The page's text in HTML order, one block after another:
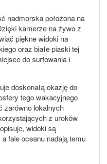
nadmorska położona na
kamerze na żywo z
piękne widoki na
oraz białe piaski tej
do surfowania i
doskonałą okazję do
tego wakacyjnego
zarówno lokalnych
z uroków
widoki są
fale oceanu nadają temu